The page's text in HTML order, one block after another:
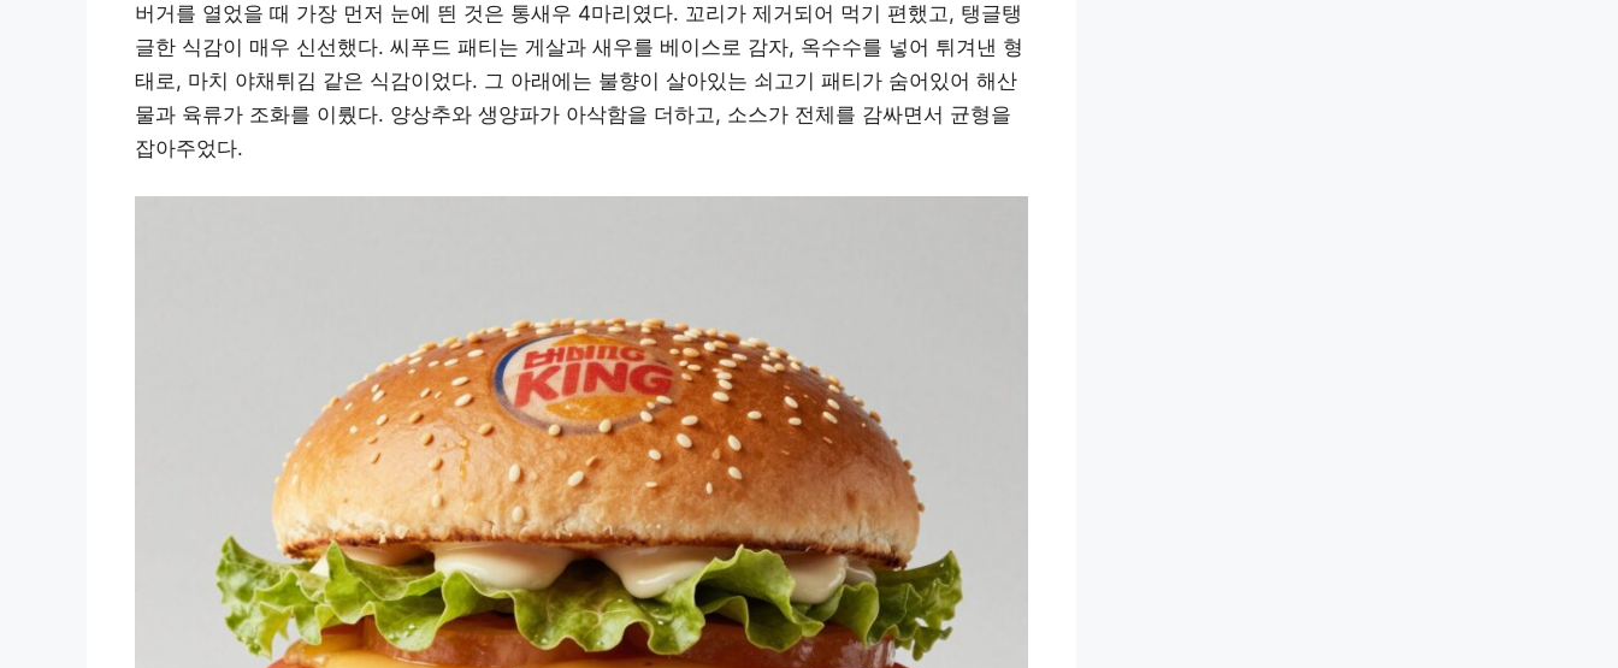
버거를 열었을 때 가장 먼저 눈에 띈 것은 통새우 4마리였다. 꼬리가 제거되어 먹기 편했고, 탱글탱
글한 식감이 매우 신선했다. 씨푸드 패티는 게살과 새우를 베이스로 감자, 옥수수를 넣어 튀겨낸 형
태로, 마치 야채튀김 같은 식감이었다. 그 아래에는 불향이 살아있는 쇠고기 패티가 숨어있어 해산
물과 육류가 조화를 이뤘다. 양상추와 생양파가 아삭함을 더하고, 소스가 전체를 감싸면서 균형을
잡아주었다.